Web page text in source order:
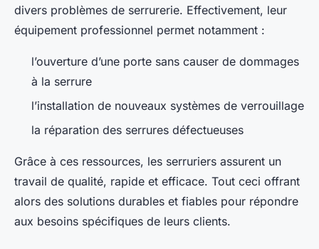
divers problèmes de serrurerie. Effectivement, leur
équipement professionnel permet notamment :
l’ouverture d’une porte sans causer de dommages
à la serrure
l’installation de nouveaux systèmes de verrouillage
la réparation des serrures défectueuses
Grâce à ces ressources, les serruriers assurent un
travail de qualité, rapide et efficace. Tout ceci offrant
alors des solutions durables et fiables pour répondre
aux besoins spécifiques de leurs clients.